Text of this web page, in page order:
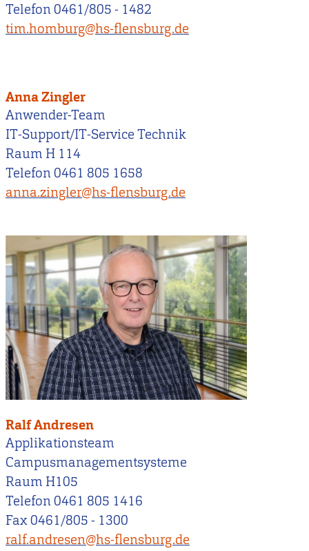
Telefon 0461/805 - 1482
tim.homburg@hs-flensburg.de
Anna Zingler
Anwender-Team
IT-Support/IT-Service Technik
Raum H 114
Telefon 0461 805 1658
anna.zingler@hs-flensburg.de
Ralf Andresen
Applikationsteam
Campusmanagementsysteme
Raum H105
Telefon 0461 805 1416
Fax 0461/805 - 1300
ralf.andresen@hs-flensburg.de